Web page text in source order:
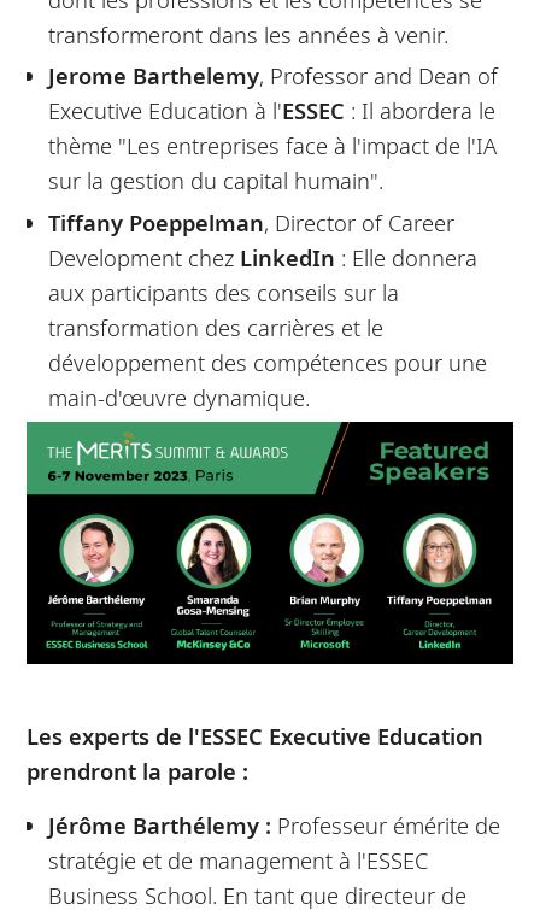
transformeront dans les années à venir.
Jerome Barthelemy, Professor and Dean of
Executive Education à l'ESSEC : Il abordera le
thème "Les entreprises face à l'impact de l'IA
sur la gestion du capital humain".
Tiffany Poeppelman, Director of Career
Development chez LinkedIn : Elle donnera
aux participants des conseils sur la
transformation des carrières et le
développement des compétences pour une
main-d'œuvre dynamique.
Les experts de l'ESSEC Executive Education
prendront la parole :
Jérôme Barthélemy : Professeur émérite de
stratégie et de management à l'ESSEC
Business School. En tant que directeur de